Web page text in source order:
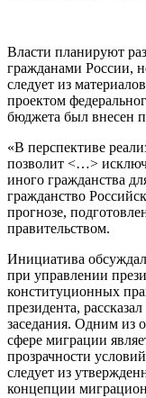
Власти планируют
гражданами России,
следует из
проектом
бюджета был внесен
«В перспективе
позволит <…>
иного гражданства
гражданство
прогнозе,
правительством.
Инициатива
при управлении
конституционных
президента,
заседания. Одним из
сфере миграции
прозрачности
следует из
концепции